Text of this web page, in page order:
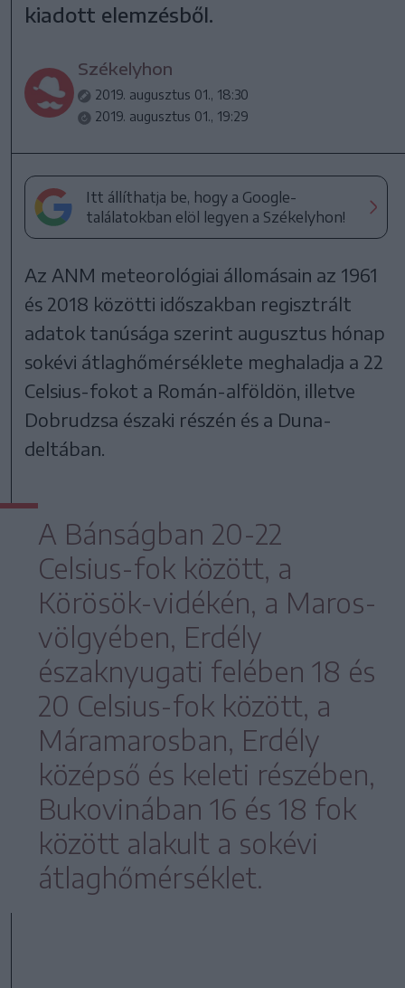
kiadott elemzésből.
Székelyhon
2019. augusztus 01., 18:30
2019. augusztus 01., 19:29
Itt állíthatja be, hogy a Google-
találatokban elöl legyen a Székelyhon!
Az ANM meteorológiai állomásain az 1961
és 2018 közötti időszakban regisztrált
adatok tanúsága szerint augusztus hónap
sokévi átlaghőmérséklete meghaladja a 22
Celsius-fokot a Román-alföldön, illetve
Dobrudzsa északi részén és a Duna-
deltában.
A Bánságban 20-22
Celsius-fok között, a
Körösök-vidékén, a Maros-
völgyében, Erdély
északnyugati felében 18 és
20 Celsius-fok között, a
Máramarosban, Erdély
középső és keleti részében,
Bukovinában 16 és 18 fok
között alakult a sokévi
átlaghőmérséklet.